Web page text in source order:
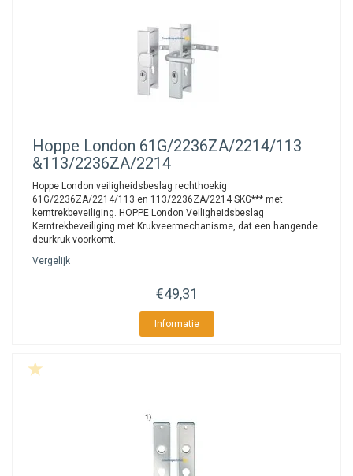
Hoppe London 61G/2236ZA/2214/113
&113/2236ZA/2214
Hoppe London veiligheidsbeslag rechthoekig
61G/2236ZA/2214/113 en 113/2236ZA/2214 SKG*** met
kerntrekbeveiliging. HOPPE London Veiligheidsbeslag
Kerntrekbeveiliging met Krukveermechanisme, dat een hangende
deurkruk voorkomt.
Vergelijk
€49,31
Informatie